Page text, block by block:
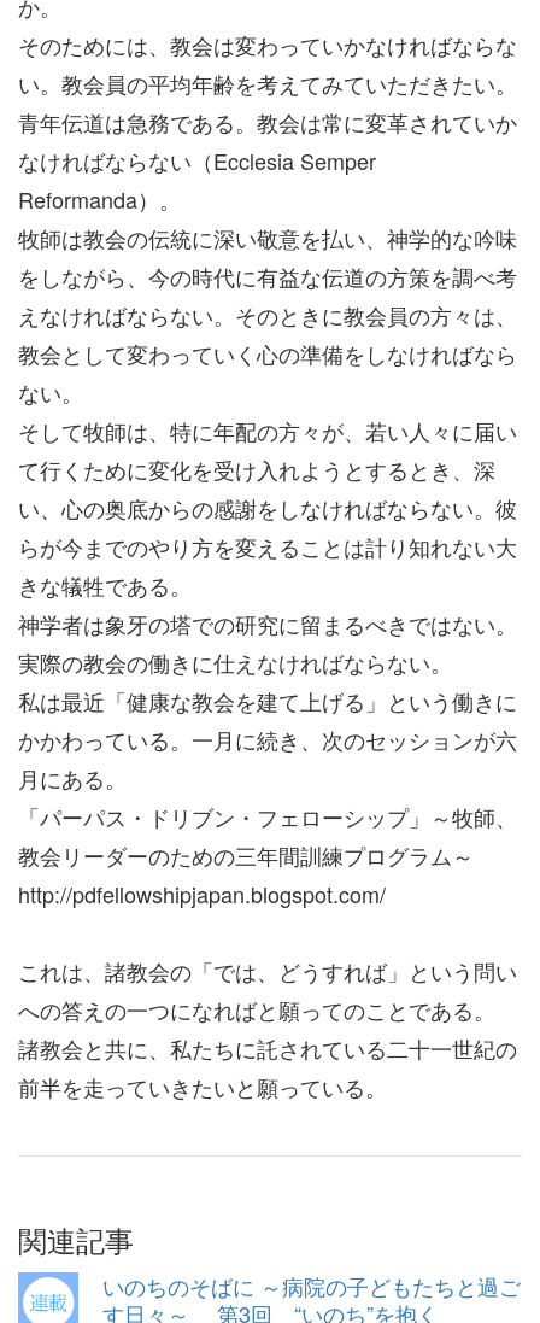
そのためには、教会は変わっていかなければならな
い。教会員の平均年齢を考えてみていただきたい。
青年伝道は急務である。教会は常に変革されていか
なければならない（Ecclesia Semper
Reformanda）。
牧師は教会の伝統に深い敬意を払い、神学的な吟味
をしながら、今の時代に有益な伝道の方策を調べ考
えなければならない。そのときに教会員の方々は、
教会として変わっていく心の準備をしなければなら
ない。
そして牧師は、特に年配の方々が、若い人々に届い
て行くために変化を受け入れようとするとき、深
い、心の奥底からの感謝をしなければならない。彼
らが今までのやり方を変えることは計り知れない大
きな犠牲である。
神学者は象牙の塔での研究に留まるべきではない。
実際の教会の働きに仕えなければならない。
私は最近「健康な教会を建て上げる」という働きに
かかわっている。一月に続き、次のセッションが六
月にある。
「パーパス・ドリブン・フェローシップ」～牧師、
教会リーダーのための三年間訓練プログラム～
http://pdfellowshipjapan.blogspot.com/
これは、諸教会の「では、どうすれば」という問い
への答えの一つになればと願ってのことである。
諸教会と共に、私たちに託されている二十一世紀の
前半を走っていきたいと願っている。
関連記事
いのちのそばに ～病院の子どもたちと過ご
す日々～ 第3回 “いのち”を抱く